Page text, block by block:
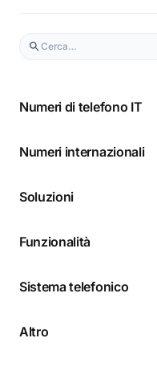
Numeri di telefono IT
Numeri internazionali
Soluzioni
Funzionalità
Sistema telefonico
Altro